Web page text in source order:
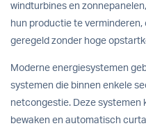
windturbines en
hun productie te
geregeld zonder hoge
Moderne energiesystemen
systemen die binnen enkele
netcongestie. Deze systemen
bewaken en automatisch